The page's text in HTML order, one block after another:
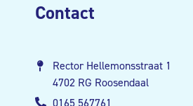
Contact
Rector Hellemonsstraat 1
4702 RG Roosendaal
0165 567761